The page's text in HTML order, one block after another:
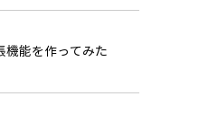
能を作ってみた